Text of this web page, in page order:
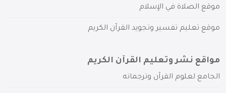
موقع الصلاة في الإسلام
موقع تعليم تفسير وتجويد القرآن الكريم
مواقع نشر وتعليم القرآن الكريم
الجامع لعلوم القرآن وترجماته